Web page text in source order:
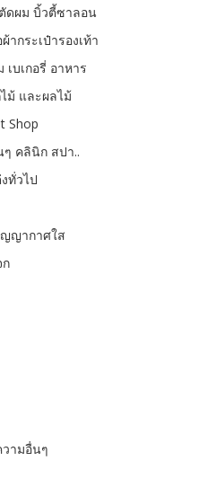
ดผม บิ้วตี้ซาลอน
กระเป๋ารองเท้า
บเกอรี่ อาหาร
ม้ และผลไม้
Shop
คลินิก สปา..
ทั่วไป
ญากาศใส
ามอื่นๆ